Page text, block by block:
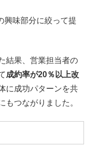
興味部分に絞って提
結果、営業担当者の
成約率が20％以上改
に成功パターンを共
もつながりました。